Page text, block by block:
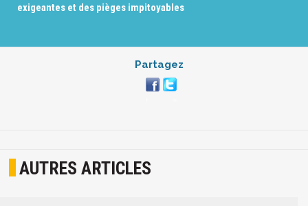
exigeantes et des pièges impitoyables
Partagez
AUTRES ARTICLES